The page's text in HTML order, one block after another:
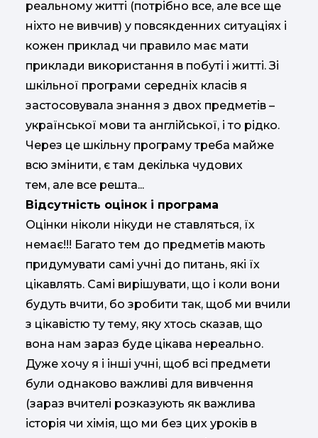
реальному житті (потрібно все, але все ще
ніхто не вивчив) у повсякденних ситуаціях і
кожен приклад чи правило має мати
приклади використання в побуті і житті. Зі
шкільної програми середніх класів я
застосовувала знання з двох предметів –
української мови та англійської, і то рідко.
Через це шкільну програму треба майже
всю змінити, є там декілька чудових
тем, але все решта...
Відсутність оцінок і програма
Оцінки ніколи нікуди не ставляться, їх
немає!!! Багато тем до предметів мають
придумувати самі учні до питань, які їх
цікавлять. Самі вирішувати, що і коли вони
будуть вчити, бо зробити так, щоб ми вчили
з цікавістю ту тему, яку хтось сказав, що
вона нам зараз буде цікава нереально.
Дуже хочу я і інші учні, щоб всі предмети
були однаково важливі для вивчення
(зараз вчителі розказують як важлива
історія чи хімія, що ми без цих уроків в